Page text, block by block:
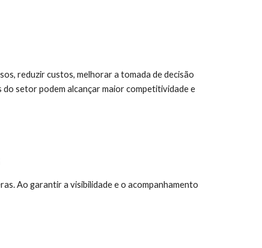
reduzir custos, melhorar a tomada de decisão
setor podem alcançar maior competitividade e
Ao garantir a visibilidade e o acompanhamento